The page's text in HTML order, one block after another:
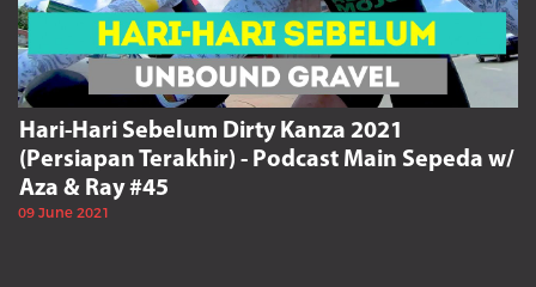
Hari-Hari Sebelum Dirty Kanza 2021
(Persiapan Terakhir) - Podcast Main Sepeda w/
Aza & Ray #45
09 June 2021